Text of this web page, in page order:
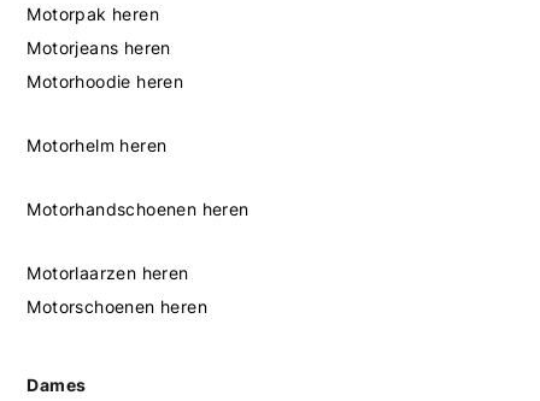
Motorpak heren
Motorjeans heren
Motorhoodie heren
Motorhelm heren
Motorhandschoenen heren
Motorlaarzen heren
Motorschoenen heren
Dames